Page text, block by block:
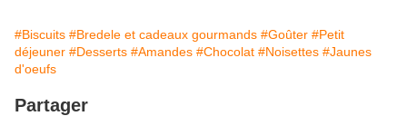
#Biscuits #Bredele et cadeaux gourmands #Goûter #Petit
déjeuner #Desserts #Amandes #Chocolat #Noisettes #Jaunes
d'oeufs
Partager